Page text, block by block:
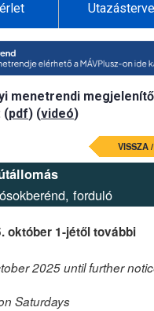
menetrendi megjelenítő
(pdf) (videó)
VISSZA /
forduló
október 1-jétől további
2025 until further
Saturdays